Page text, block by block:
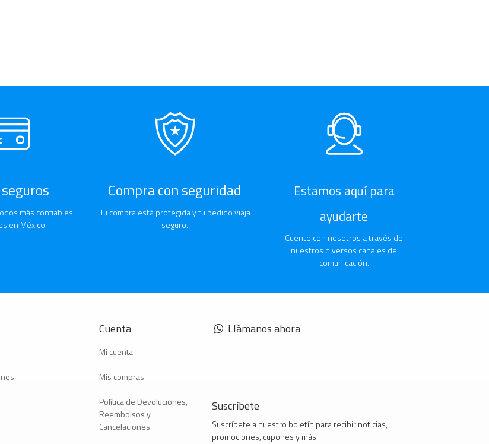
más confiables
en México.
Compra con seguridad
Tu compra está protegida y tu pedido viaja
seguro.
Estamos aquí para
ayudarte
Cuente con nosotros a través de
nuestros diversos canales de
comunicación.
Cuenta
Mi cuenta
Mis compras
Política de Devoluciones,
Reembolsos y
Cancelaciones
Llámanos ahora
Suscríbete
Suscríbete a nuestro boletín para recibir noticias,
promociones, cupones y más